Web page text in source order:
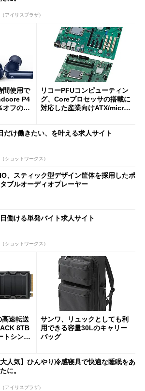
アイリスプラザ）
間使用で
P4
オフの59
リコーPFUコンピューティン
グ、Coreプロセッサの搭載に
対応した産業向けATX/micro
だけ働きたい、を叶える求人サイト
ショットワークス）
、スティック型デザイン筐体を採用したポ
ブルオーディオプレーヤー
働ける単発バイト求人サイト
ショットワークス）
速転送
8TB
トシンク
サンワ、リュックとしても利
用できる容量30Lのキャリー
バッグ
大人気】ひんやり冷感寝具で快適な睡眠をあ
に。
アイリスプラザ）